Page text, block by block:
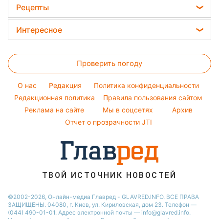
Ани Лорак
Кейт Миддлтон
Алла Пугачева
Максим Галкин
Настя Каменских
Виталий Козловский
Потап
София Ротару
Новости Ровно
Новости Львова
Новости Днепра
Новости Тернополя
Новости Житомира
Новости Одессы
Новости Харькова
Модные ошибки
Новости моды
Советы от Андре Тана
Женские стрижки
Окрашивание волос
Красивый маникюр
Рецепты
Закуски
Салаты
Простые блюда
Легкие десерты
Напитки
Праздничное меню
Интересное
Тесты по картинке
Оптические иллюзии
Народные приметы
Все о шоу-бизнесе
Проверить погоду
O нас Редакция
Политика конфиденциальности
Редакционная политика
Правила пользования сайтом
Реклама на сайте
Мы в соцсетях
Архив
Отчет о прозрачности JTI
ТВОЙ ИСТОЧНИК НОВОСТЕЙ
©2002-2026, Онлайн-медиа Главред - GLAVRED.INFO. ВСЕ ПРАВА
ЗАЩИЩЕНЫ. 04080, г. Киев, ул. Кириловская, дом 23. Телефон —
(044) 490-01-01. Адрес электронной почты — info@glavred.info.